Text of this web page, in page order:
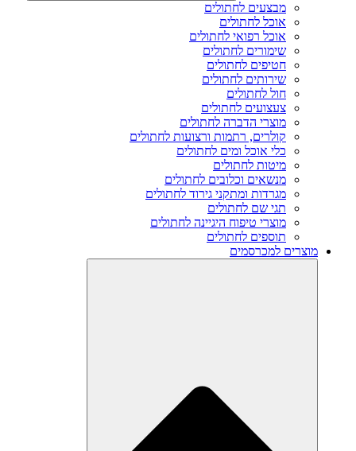
מבצעים לחתולים
אוכל לחתולים
אוכל רפואי לחתולים
שימורים לחתולים
חטיפים לחתולים
שירותים לחתולים
חול לחתולים
צעצועים לחתולים
מוצרי הדברה לחתולים
קולרים, רתמות ורצועות לחתולים
כלי אוכל ומים לחתולים
מיטות לחתולים
מנשאים וכלובים לחתולים
מגרדות ומתקני גירוד לחתולים
תגי שם לחתולים
מוצרי טיפוח היגיינה לחתולים
תוספים לחתולים
מוצרים למכרסמים